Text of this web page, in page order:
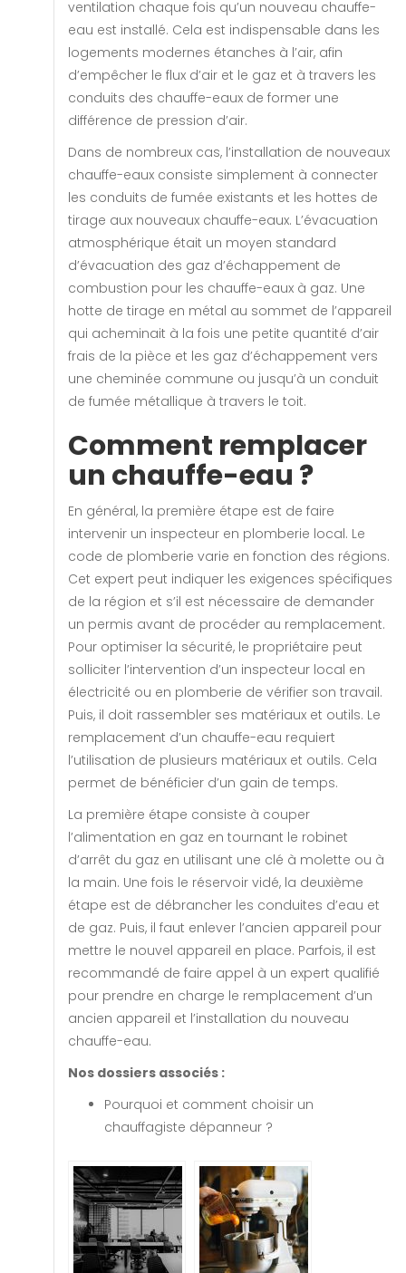
ventilation chaque fois qu’un nouveau chauffe-
eau est installé. Cela est indispensable dans les
logements modernes étanches à l’air, afin
d’empêcher le flux d’air et le gaz et à travers les
conduits des chauffe-eaux de former une
différence de pression d’air.
Dans de nombreux cas, l’installation de nouveaux
chauffe-eaux consiste simplement à connecter
les conduits de fumée existants et les hottes de
tirage aux nouveaux chauffe-eaux. L’évacuation
atmosphérique était un moyen standard
d’évacuation des gaz d’échappement de
combustion pour les chauffe-eaux à gaz. Une
hotte de tirage en métal au sommet de l’appareil
qui acheminait à la fois une petite quantité d’air
frais de la pièce et les gaz d’échappement vers
une cheminée commune ou jusqu’à un conduit
de fumée métallique à travers le toit.
Comment remplacer
un chauffe-eau ?
En général, la première étape est de faire
intervenir un inspecteur en plomberie local. Le
code de plomberie varie en fonction des régions.
Cet expert peut indiquer les exigences spécifiques
de la région et s’il est nécessaire de demander
un permis avant de procéder au remplacement.
Pour optimiser la sécurité, le propriétaire peut
solliciter l’intervention d’un inspecteur local en
électricité ou en plomberie de vérifier son travail.
Puis, il doit rassembler ses matériaux et outils. Le
remplacement d’un chauffe-eau requiert
l’utilisation de plusieurs matériaux et outils. Cela
permet de bénéficier d’un gain de temps.
La première étape consiste à couper
l’alimentation en gaz en tournant le robinet
d’arrêt du gaz en utilisant une clé à molette ou à
la main. Une fois le réservoir vidé, la deuxième
étape est de débrancher les conduites d’eau et
de gaz. Puis, il faut enlever l’ancien appareil pour
mettre le nouvel appareil en place. Parfois, il est
recommandé de faire appel à un expert qualifié
pour prendre en charge le remplacement d’un
ancien appareil et l’installation du nouveau
chauffe-eau.
Nos dossiers associés :
Pourquoi et comment choisir un
chauffagiste dépanneur ?